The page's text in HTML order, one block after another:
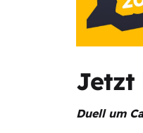
Jetzt
Duell um